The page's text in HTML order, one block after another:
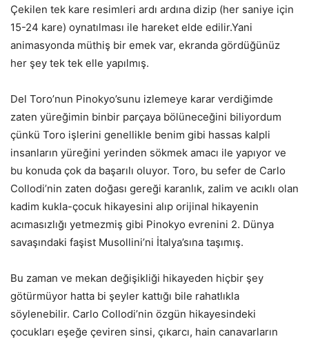
Çekilen tek kare resimleri ardı ardına dizip (her saniye için
15-24 kare) oynatılması ile hareket elde edilir.Yani
animasyonda müthiş bir emek var, ekranda gördüğünüz
her şey tek tek elle yapılmış.
Del Toro’nun Pinokyo’sunu izlemeye karar verdiğimde
zaten yüreğimin binbir parçaya bölüneceğini biliyordum
çünkü Toro işlerini genellikle benim gibi hassas kalpli
insanların yüreğini yerinden sökmek amacı ile yapıyor ve
bu konuda çok da başarılı oluyor. Toro, bu sefer de Carlo
Collodi’nin zaten doğası gereği karanlık, zalim ve acıklı olan
kadim kukla-çocuk hikayesini alıp orijinal hikayenin
acımasızlığı yetmezmiş gibi Pinokyo evrenini 2. Dünya
savaşındaki faşist Musollini’ni İtalya’sına taşımış.
Bu zaman ve mekan değişikliği hikayeden hiçbir şey
götürmüyor hatta bi şeyler kattığı bile rahatlıkla
söylenebilir. Carlo Collodi’nin özgün hikayesindeki
çocukları eşeğe çeviren sinsi, çıkarcı, hain canavarların